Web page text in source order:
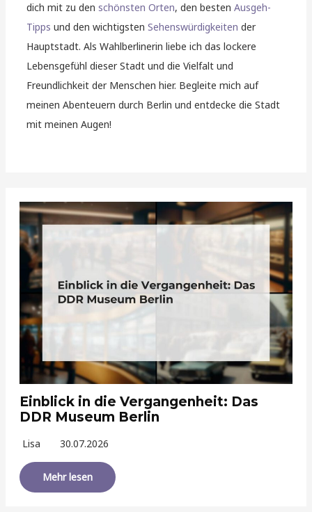
dich mit zu denschönsten Orten, den bestenAusgeh-
Tipps und den wichtigstenSehenswürdigkeiten der
Hauptstadt. Als Wahlberlinerin liebe ich das lockere
Lebensgefühl dieser Stadt und die Vielfalt und
Freundlichkeit der Menschen hier. Begleite mich auf
meinen Abenteuern durch Berlin und entdecke die Stadt
mit meinen Augen!
Einblick in die Vergangenheit: Das
DDR Museum Berlin
Lisa 30.07.2026
Mehr lesen